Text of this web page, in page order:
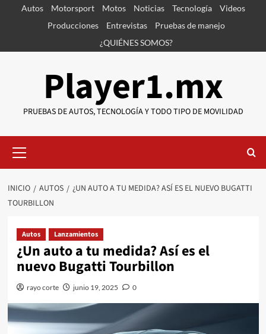
SaltarAutos Motorsport Motos Noticias Tecnología
Videos
Producciones
Entrevistas
Pruebas de manejo
¿QUIÉNES SOMOS?
Player1.mx
PRUEBAS DE AUTOS, TECNOLOGÍA Y TODO TIPO DE MOVILIDAD
primario
INICIO AUTOS
¿UN AUTO A TU MEDIDA? ASÍ ES EL NUEVO BUGATTI
TOURBILLON
Autos Lanzamientos
¿Un auto a tu medida? Así es el
nuevo Bugatti Tourbillon
rayo corte junio 19, 2025 0